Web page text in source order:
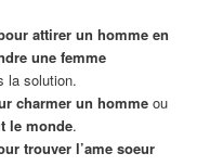
attirer un homme en
une femme
la solution.
charmer un hommeou
le monde.
trouver l’ame soeur